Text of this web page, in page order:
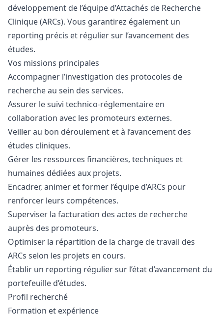
développement de l’équipe d’Attachés de Recherche
Clinique (ARCs). Vous garantirez également un
reporting précis et régulier sur l’avancement des
études.
Vos missions principales
Accompagner l’investigation des protocoles de
recherche au sein des services.
Assurer le suivi technico-réglementaire en
collaboration avec les promoteurs externes.
Veiller au bon déroulement et à l’avancement des
études cliniques.
Gérer les ressources financières, techniques et
humaines dédiées aux projets.
Encadrer, animer et former l’équipe d’ARCs pour
renforcer leurs compétences.
Superviser la facturation des actes de recherche
auprès des promoteurs.
Optimiser la répartition de la charge de travail des
ARCs selon les projets en cours.
Établir un reporting régulier sur l’état d’avancement du
portefeuille d’études.
Profil recherché
Formation et expérience